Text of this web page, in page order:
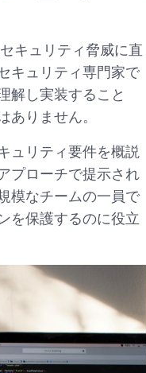
キュリティ脅威に直
キュリティ専門家で
解し実装すること
りません。
ュリティ要件を概説
プローチで提示され
模なチームの一員で
を保護するのに役立